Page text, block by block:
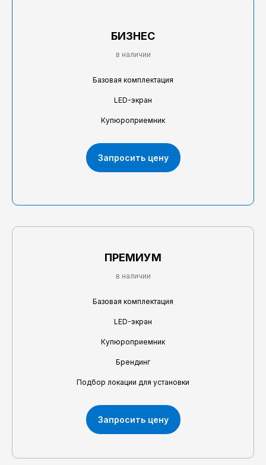
БИЗНЕС
в наличии
Базовая комплектация
LED-экран
Купюроприемник
Запросить цену
ПРЕМИУМ
в наличии
Базовая комплектация
LED-экран
Купюроприемник
Брендинг
Подбор локации для установки
Запросить цену